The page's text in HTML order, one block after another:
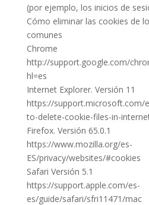
(por ejemplo, los inicios de
Cómo eliminar las cookies de
comunes
Chrome
http://support.google.com/
hl=es
Internet Explorer. Versión 11
https://support.microsoft.com/
to-delete-cookie-files-in-
Firefox. Versión 65.0.1
https://www.mozilla.org/es-
ES/privacy/websites/#cookies
Safari Versión 5.1
https://support.apple.com/es-
es/guide/safari/sfri11471/mac